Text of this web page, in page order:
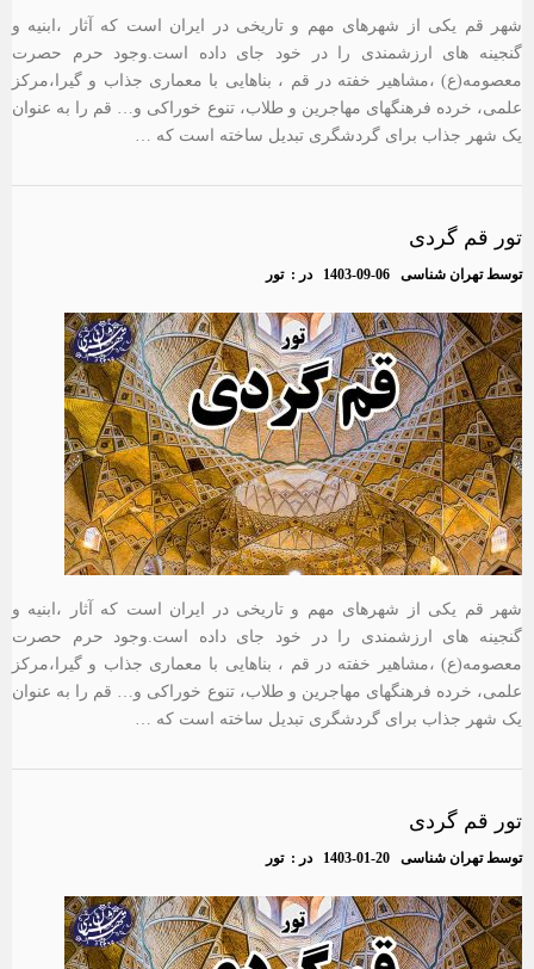
شهر قم یکی از شهرهای مهم و تاریخی در ایران است که آثار ،ابنیه و
گنجینه های ارزشمندی را در خود جای داده است.وجود حرم حصرت
معصومه(ع) ،مشاهیر خفته در قم ، بناهایی با معماری جذاب و گیرا،مرکز
علمی، خرده فرهنگهای مهاجرین و طلاب، تنوع خوراکی و… قم را به عنوان
یک شهر جذاب برای گردشگری تبدیل ساخته است که …
تور قم گردی
توسطتهران شناسی 1403-09-06 در :تور
شهر قم یکی از شهرهای مهم و تاریخی در ایران است که آثار ،ابنیه و
گنجینه های ارزشمندی را در خود جای داده است.وجود حرم حصرت
معصومه(ع) ،مشاهیر خفته در قم ، بناهایی با معماری جذاب و گیرا،مرکز
علمی، خرده فرهنگهای مهاجرین و طلاب، تنوع خوراکی و… قم را به عنوان
یک شهر جذاب برای گردشگری تبدیل ساخته است که …
تور قم گردی
توسطتهران شناسی 1403-01-20 در :تور